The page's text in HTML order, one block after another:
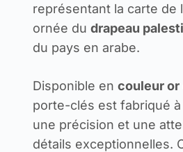
représentant la carte de
ornée du drapeau
du pays en arabe.
Disponible en couleur or
porte-clés est fabriqué à
une précision et une
détails exceptionnelles.